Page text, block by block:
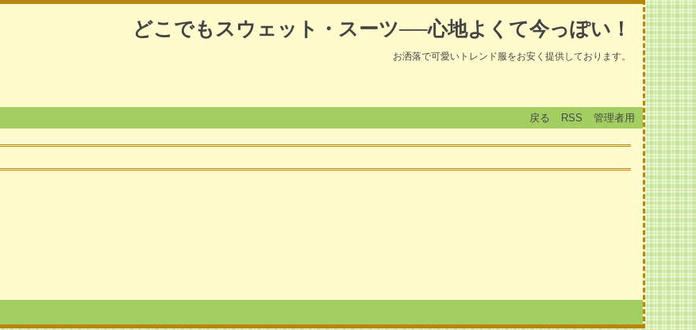
どこでもスウェット・スーツ──心地よくて今っぽい！
お洒落で可愛いトレンド服をお安く提供しております。
戻る RSS 管理者用